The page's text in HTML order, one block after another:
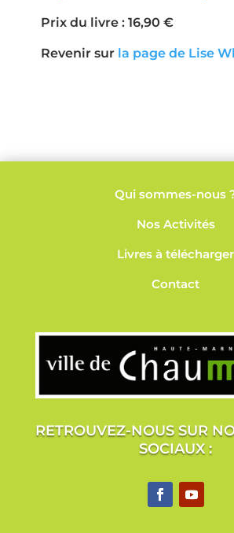
Prix du livre : 16,90 €
Revenir sur la page de Lise
Qui sommes-nous
Nos Activités
Livres à télécharger
Contact
RETROUVEZ-NOUS SUR
SOCIAUX :